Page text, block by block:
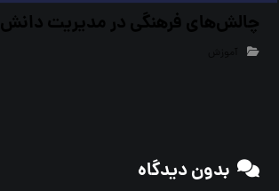
چالش‌های فرهنگی در مدیریت دانش
بدون دیدگاه